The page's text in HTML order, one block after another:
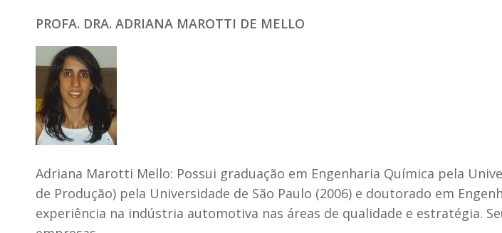
PROFA. DRA. ADRIANA MAROTTI DE MELLO
Adriana Marotti Mello: Possui graduação em Engenharia Química pela
de Produção) pela Universidade de São Paulo (2006) e doutorado em
experiência na indústria automotiva nas áreas de qualidade e estratégia.